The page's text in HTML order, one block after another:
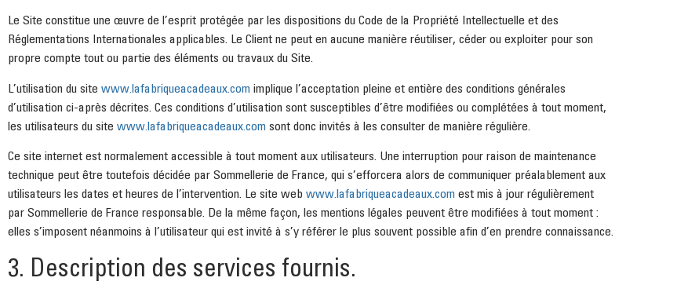
Le Site constitue une œuvre de l’esprit protégée par les dispositions du Code de la Propriété Intellectuelle et des
Réglementations Internationales applicables. Le Client ne peut en aucune manière réutiliser, céder ou exploiter pour son
propre compte tout ou partie des éléments ou travaux du Site.
L’utilisation du site www.lafabriqueacadeaux.com implique l’acceptation pleine et entière des conditions générales
d’utilisation ci-après décrites. Ces conditions d’utilisation sont susceptibles d’être modifiées ou complétées à tout moment,
les utilisateurs du site www.lafabriqueacadeaux.com sont donc invités à les consulter de manière régulière.
Ce site internet est normalement accessible à tout moment aux utilisateurs. Une interruption pour raison de maintenance
technique peut être toutefois décidée par Sommellerie de France, qui s’efforcera alors de communiquer préalablement aux
utilisateurs les dates et heures de l’intervention. Le site web www.lafabriqueacadeaux.com est mis à jour régulièrement
par Sommellerie de France responsable. De la même façon, les mentions légales peuvent être modifiées à tout moment :
elles s’imposent néanmoins à l’utilisateur qui est invité à s’y référer le plus souvent possible afin d’en prendre connaissance.
3. Description des services fournis.